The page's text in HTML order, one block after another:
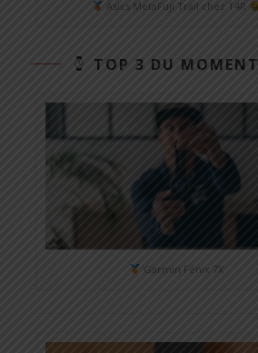
Asics MetaFuji Trail chez T4R
TOP 3 DU MOMENT
Garmin Fénix 7X